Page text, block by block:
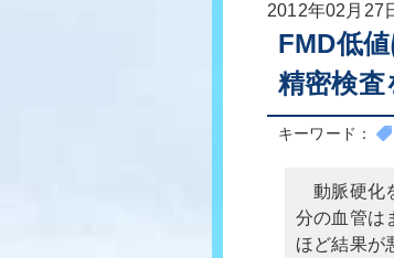
2012年02月27
FMD低
精密検査
キーワード：
動脈硬化
分の血管は
ほど結果が